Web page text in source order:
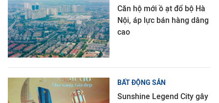
Căn hộ mới ồ ạt đổ bộ Hà
Nội, áp lực bán hàng dâng
cao
BẤT ĐỘNG SẢN
Sunshine Legend City gây